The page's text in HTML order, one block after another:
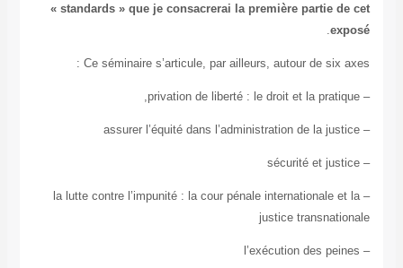
« standards » que je consacrerai la première partie
Ce séminaire s’articule, par ailleurs, autour de
– la lutte contre l’impunité : la cour pénale internationale
justice